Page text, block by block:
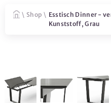
\ Shop \ Esstisch Dinner -
Kunststoff, Grau